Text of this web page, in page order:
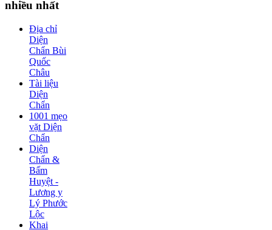
nhiều nhất
Địa chỉ
Diện
Chẩn Bùi
Quốc
Châu
Tài liệu
Diện
Chẩn
1001 mẹo
vặt Diện
Chẩn
Diện
Chẩn &
Bấm
Huyệt -
Lương y
Lý Phước
Lộc
Khai